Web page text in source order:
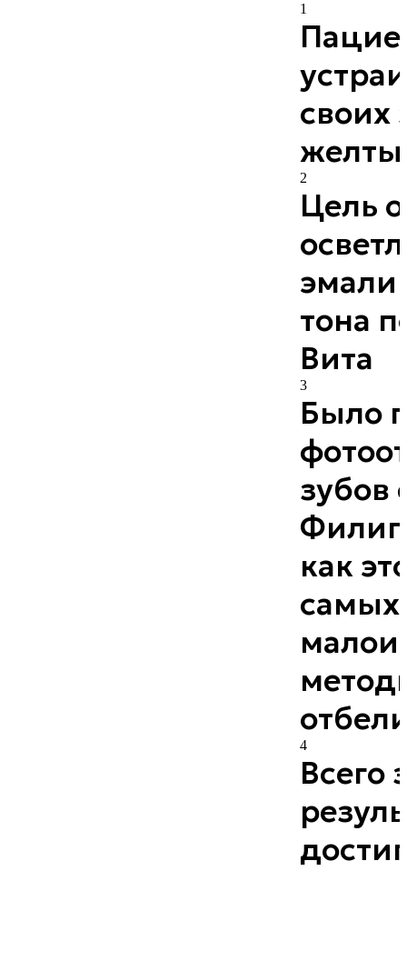
1
своих
2
Цель
эмали
тона
Вита
3
Было
зубов
как
самых
4
Всего